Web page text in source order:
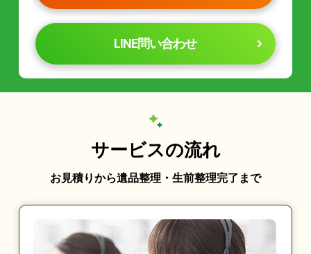
LINE問い合わせ
サービスの流れ
お見積りから遺品整理・生前整理完了まで